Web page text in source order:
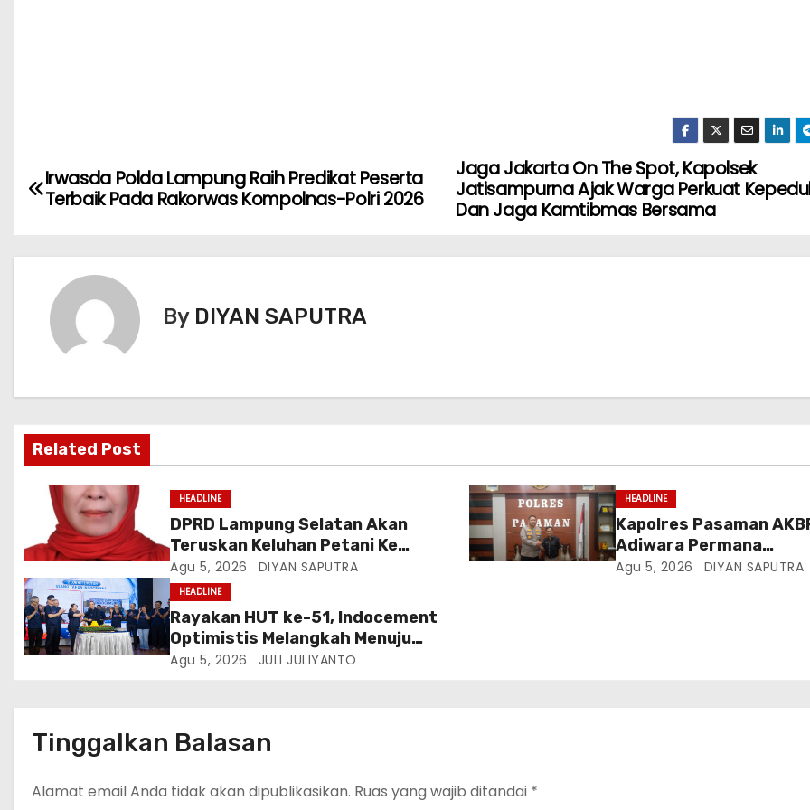
Jaga Jakarta On The Spot, Kapolsek
Jatisampurna Ajak Warga Perkuat
Dan Jaga Kamtibmas Bersama
Irwasda Polda Lampung Raih Predikat Peserta
Terbaik Pada Rakorwas Kompolnas-Polri 2026
By DIYAN SAPUTRA
Related Post
HEADLINE
DPRD Lampung Selatan Akan
Teruskan Keluhan Petani Ke
Dinas Terkait, Minta Audit
Penyaluran Pupuk Bersubsidi Di
Desa Budi Lestari
Agu 5, 2026 DIYAN SAPUTRA
HEADLINE
Kapolres Pasaman
Adiwara Permana
Anggawisastra S.I.K.
Agu 5, 2026 DIYAN SAPUTRA
HEADLINE
Rayakan HUT ke-51, Indocement
Optimistis Melangkah Menuju
Masa Depan Lebih Hijau
Agu 5, 2026 JULI JULIYANTO
Tinggalkan Balasan
Alamat email Anda tidak akan dipublikasikan. Ruas yang wajib ditandai *